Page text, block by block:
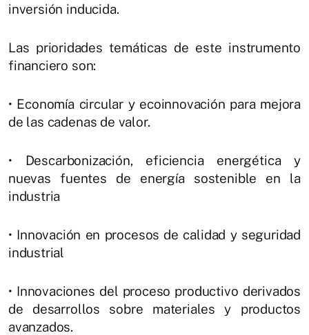
inversión inducida.
Las prioridades temáticas de este instrumento
financiero son:
• Economía circular y ecoinnovación para mejora
de las cadenas de valor.
• Descarbonización, eficiencia energética y
nuevas fuentes de energía sostenible en la
industria
• Innovación en procesos de calidad y seguridad
industrial
• Innovaciones del proceso productivo derivados
de desarrollos sobre materiales y productos
avanzados.